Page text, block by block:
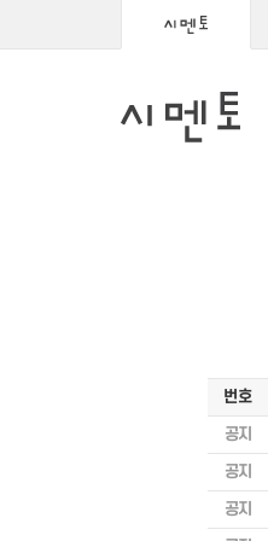
번호
공지
공지
공지